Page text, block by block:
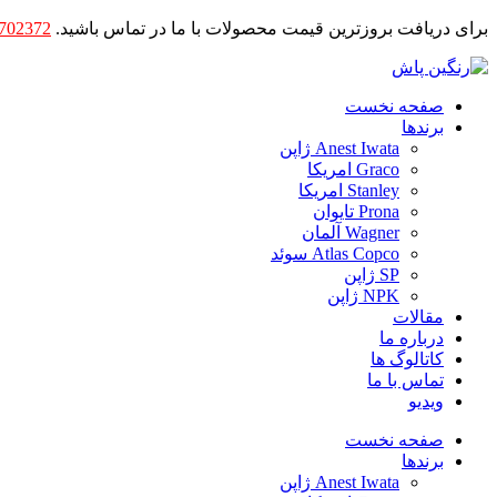
برای دریافت بروزترین قیمت محصولات با ما در تماس باشید.
صفحه نخست
برندها
Anest Iwata ژاپن
Graco امریکا
Stanley امریکا
Prona تایوان
Wagner آلمان
Atlas Copco سوئد
SP ژاپن
NPK ژاپن
مقالات
درباره ما
کاتالوگ ها
تماس با ما
ویدیو
صفحه نخست
برندها
Anest Iwata ژاپن